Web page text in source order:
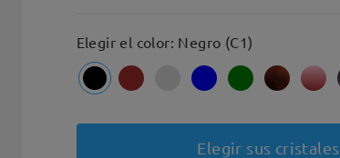
Elegir el color: Negro (C1)
Elegir sus cristales